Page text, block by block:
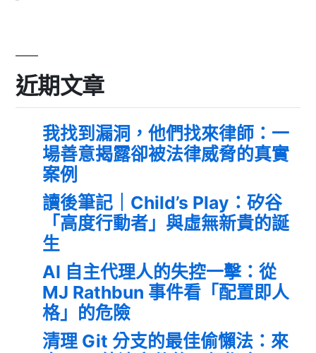
近期文章
我找到漏洞，他們找來律師：一
場善意揭露卻被法律威脅的真實
案例
讀後筆記｜Child’s Play：矽谷
「高度行動者」與虛無新貴的誕
生
AI 自主代理人的失控一擊：從
MJ Rathbun 事件看「配置即人
格」的危險
清理 Git 分支的最佳偷懶法：來